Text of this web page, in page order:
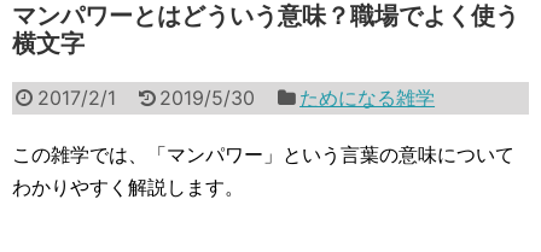
マンパワーとはどういう意味？職場でよく使う
横文字
2017/2/1 2019/5/30 ためになる雑学
この雑学では、「マンパワー」という言葉の意味について
わかりやすく解説します。
365日雑学カレンダー
面白い雑学
ためになる雑学